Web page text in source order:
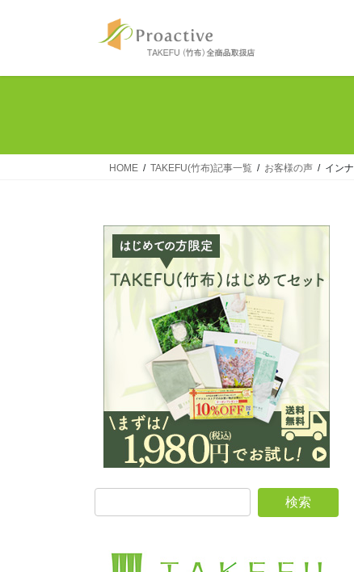
HOME TAKEFU(竹布)記事一覧 お客様の声 イン